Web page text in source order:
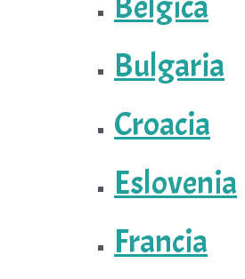
Bulgaria
Croacia
Eslovenia
Francia